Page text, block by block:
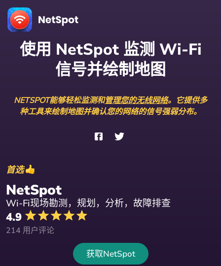
使用 NetSpot 监测 Wi-Fi
信号并绘制地图
NETSPOT能够轻松监测和管理您的无线网络。它提供多
种工具来绘制地图并确认您的网络的信号强弱分布。
首选
NetSpot
Wi-Fi现场勘测，规划，分析，故障排查
4.9
214 用户评论
获取NetSpot